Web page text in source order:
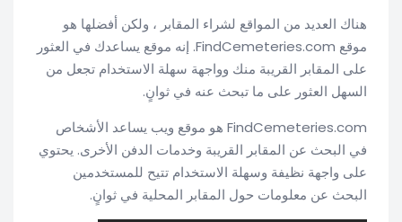
هناك العديد من المواقع لشراء المقابر ، ولكن أفضلها هو
موقع FindCemeteries.com. إنه موقع يساعدك في العثور
على المقابر القريبة منك وواجهة سهلة الاستخدام تجعل من
السهل العثور على ما تبحث عنه في ثوانٍ.
FindCemeteries.com هو موقع ويب يساعد الأشخاص
في البحث عن المقابر القريبة وخدمات الدفن الأخرى. يحتوي
على واجهة نظيفة وسهلة الاستخدام تتيح للمستخدمين
البحث عن معلومات حول المقابر المحلية في ثوانٍ.